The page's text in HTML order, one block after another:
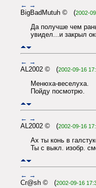
← →
BigBadMutuh © (2002-
Да получше чем
увидел...и закрыл
← →
AL2002 © (2002-09-16
Менюха-веселуха.
Пойду посмотрю.
← →
AL2002 © (2002-09-16
Ах ты конь в
Ты с выкл. изобр.
← →
Cr@sh © (2002-09-16